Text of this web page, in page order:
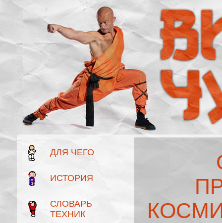
ДЛЯ ЧЕГО
ИСТОРИЯ
СЛОВАРЬ
ТЕХНИК